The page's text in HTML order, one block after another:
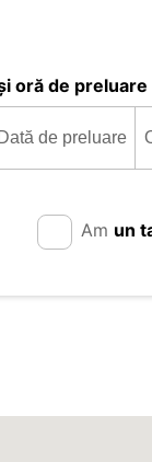
oră de preluare
Am un